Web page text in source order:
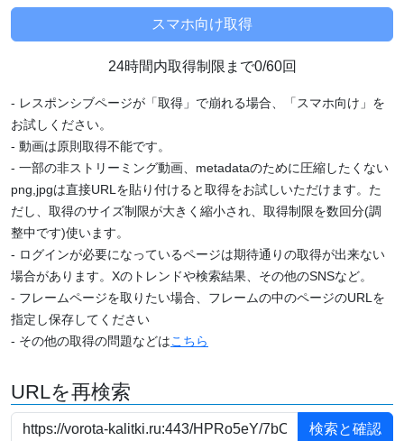
24時間内取得制限まで0/60回
- レスポンシブページが「取得」で崩れる場合、「スマホ向け」を
お試しください。
- 動画は原則取得不能です。
- 一部の非ストリーミング動画、metadataのために圧縮したくない
png,jpgは直接URLを貼り付けると取得をお試しいただけます。た
だし、取得のサイズ制限が大きく縮小され、取得制限を数回分(調
整中です)使います。
- ログインが必要になっているページは期待通りの取得が出来ない
場合があります。Xのトレンドや検索結果、その他のSNSなど。
- フレームページを取りたい場合、フレームの中のページのURLを
指定し保存してください
- その他の取得の問題などはこちら
URLを再検索